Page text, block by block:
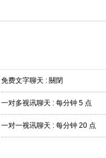
免费文字聊天 : 關閉
一对多视讯聊天 : 每分钟 5 点
一对一视讯聊天 : 每分钟 20 点